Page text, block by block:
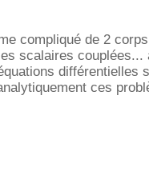
compliqué de 2
scalaires couplées...
différentielles
ces